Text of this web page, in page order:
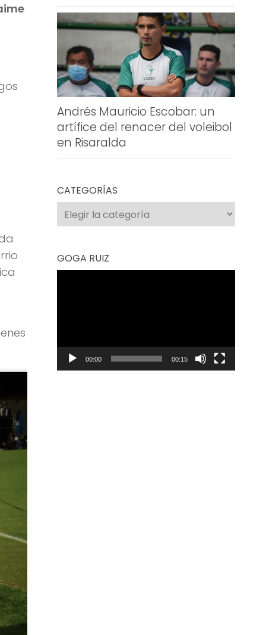
Andrés Mauricio Escobar: un
artífice del renacer del voleibol
en Risaralda
CATEGORÍAS
Categorías
GOGA RUIZ
00:00 00:15